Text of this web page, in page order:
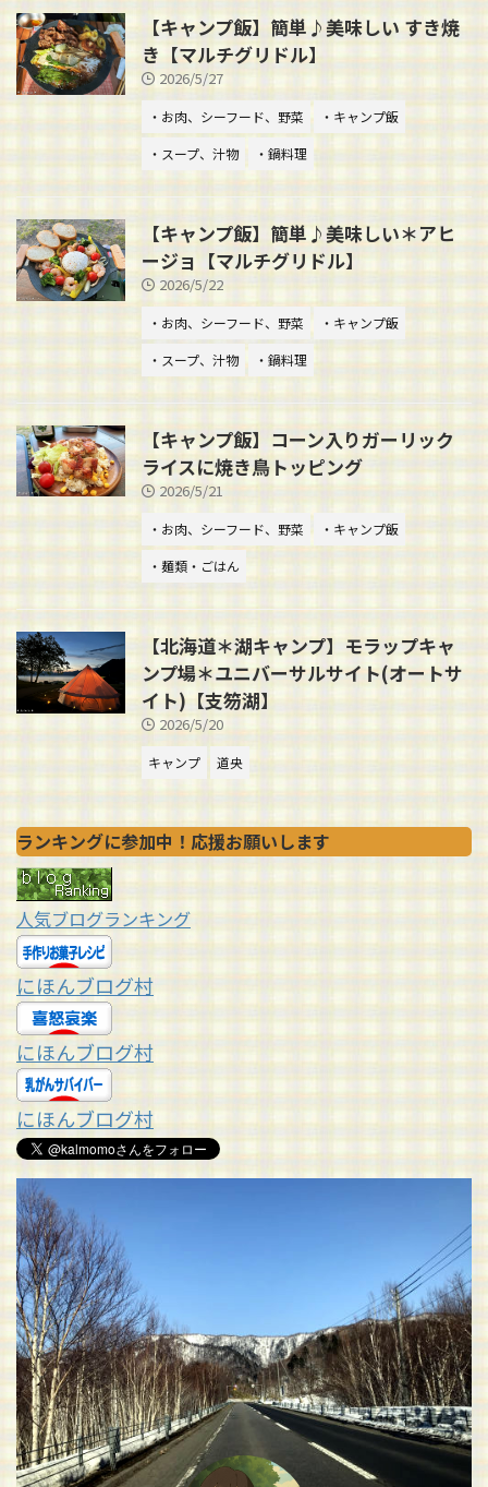
【キャンプ飯】簡単♪美味しい すき焼
き【マルチグリドル】
2026/5/27
・お肉、シーフード、野菜
・キャンプ飯
・スープ、汁物
・鍋料理
【キャンプ飯】簡単♪美味しい＊アヒ
ージョ【マルチグリドル】
2026/5/22
・お肉、シーフード、野菜
・キャンプ飯
・スープ、汁物
・鍋料理
【キャンプ飯】コーン入りガーリック
ライスに焼き鳥トッピング
2026/5/21
・お肉、シーフード、野菜
・キャンプ飯
・麺類・ごはん
【北海道＊湖キャンプ】モラップキャ
ンプ場＊ユニバーサルサイト(オートサ
イト)【支笏湖】
2026/5/20
キャンプ 道央
ランキングに参加中！応援お願いします
人気ブログランキング
にほんブログ村
にほんブログ村
にほんブログ村